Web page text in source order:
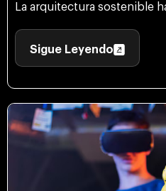
La arquitectura sostenible
Sigue Leyendo